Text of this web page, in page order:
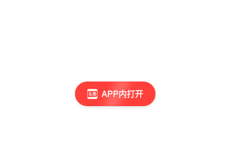
APP内打开